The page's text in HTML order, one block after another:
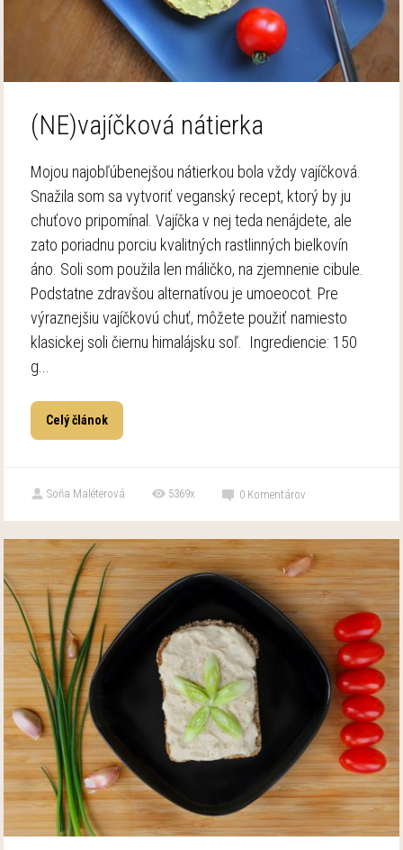
(NE)vajíčková nátierka
Mojou najobľúbenejšou nátierkou bola vždy vajíčková.
Snažila som sa vytvoriť veganský recept, ktorý by ju
chuťovo pripomínal. Vajíčka v nej teda nenájdete, ale
zato poriadnu porciu kvalitných rastlinných bielkovín
áno. Soli som použila len máličko, na zjemnenie cibule.
Podstatne zdravšou alternatívou je umoeocot. Pre
výraznejšiu vajíčkovú chuť, môžete použiť namiesto
klasickej soli čiernu himalájsku soľ. Ingrediencie: 150
g...
Celý článok
Soňa Maléterová 5369x 0 Komentárov